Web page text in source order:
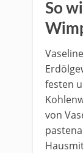
So
festen
von